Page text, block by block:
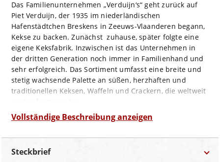
Das Familienunternehmen „Verduijn‘s“ geht zurück auf
Piet Verduijn, der 1935 im niederländischen
Hafenstädtchen Breskens in Zeeuws-Vlaanderen begann,
Kekse zu backen. Zunächst zuhause, später folgte eine
eigene Keksfabrik. Inzwischen ist das Unternehmen in
der dritten Generation noch immer in Familienhand und
sehr erfolgreich. Das Sortiment umfasst eine breite und
stetig wachsende Palette an süßen, herzhaften und
traditionellen Keksen, Waffeln und Crackern, die weltweit
Die hauchzarten „Butter Wafers“ sind knusprig-süße
schmelzen. Mit ihrem angenehm buttrigem,
unaufdringlich süßen Geschmack passen sie zu allen
Vollständige Beschreibung anzeigen
Steckbrief